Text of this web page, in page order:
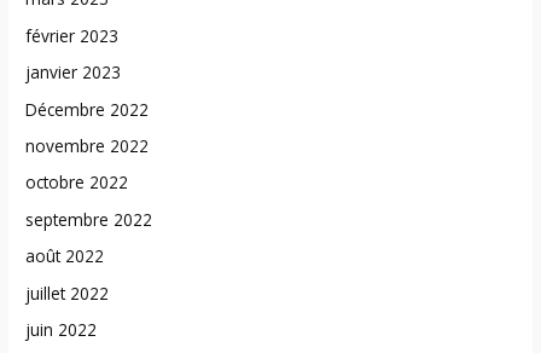
février 2023
janvier 2023
Décembre 2022
novembre 2022
octobre 2022
septembre 2022
août 2022
juillet 2022
juin 2022